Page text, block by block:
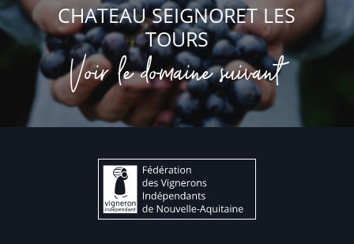
CHATEAU SEIGNORET LES
TOURS
Voir le domaine suivant